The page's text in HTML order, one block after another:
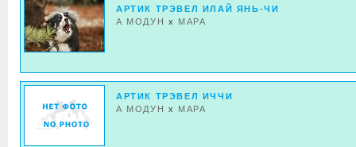
АРТИК ТРЭВЕЛ ИЛАЙ ЯНЬ-ЧИ
А МОДУН x МАРА
АРТИК ТРЭВЕЛ ИЧЧИ
А МОДУН x МАРА